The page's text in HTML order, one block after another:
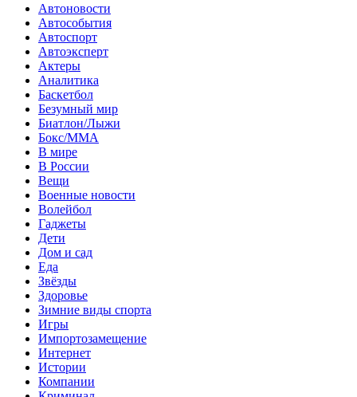
Автоновости
Автособытия
Автоспорт
Автоэксперт
Актеры
Аналитика
Баскетбол
Безумный мир
Биатлон/Лыжи
Бокс/MMA
В мире
В России
Вещи
Военные новости
Волейбол
Гаджеты
Дети
Дом и сад
Еда
Звёзды
Здоровье
Зимние виды спорта
Игры
Импортозамещение
Интернет
Истории
Компании